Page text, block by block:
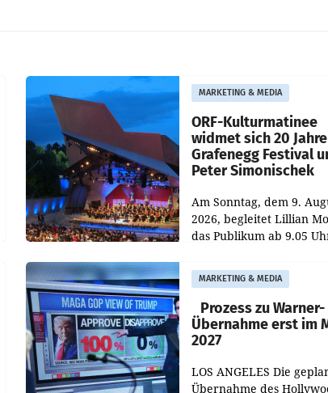
MARKETING & MEDIA
ORF-Kulturmatinee
widmet sich 20
Grafenegg Festival
Peter Simonischek
Am Sonntag, dem 9.
2026, begleitet Lillian
das Publikum ab 9.05
„Kulturmatinee“. Die
startet mit der
„20 Jahre Grafenegg
MARKETING & MEDIA
Prozess zu Warner-
Übernahme erst im
2027
LOS ANGELES Die
Übernahme des